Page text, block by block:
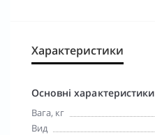
Характеристики
Основні характеристики
Вага, кг
Вид